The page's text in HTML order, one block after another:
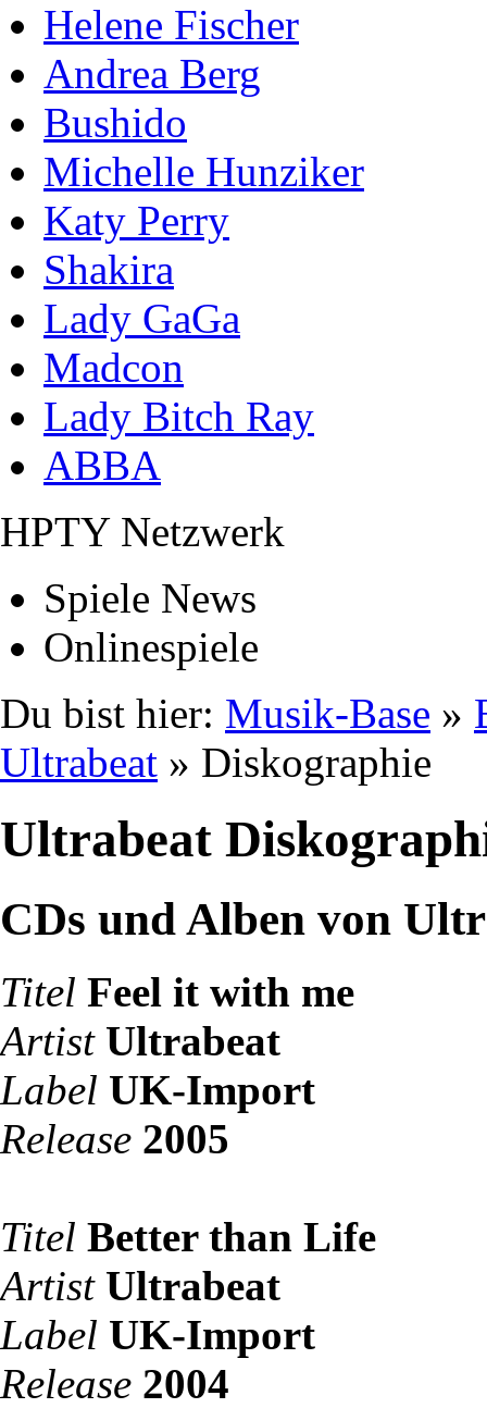
Helene Fischer
Andrea Berg
Bushido
Michelle Hunziker
Katy Perry
Shakira
Lady GaGa
Madcon
Lady Bitch Ray
ABBA
HPTY Netzwerk
Spiele News
Onlinespiele
Du bist hier: Musik-Base »
Ultrabeat » Diskographie
Ultrabeat
CDs und Alben von
Titel Feel it with me
Artist Ultrabeat
Label UK-Import
Release 2005
Titel Better than Life
Artist Ultrabeat
Label UK-Import
Release 2004